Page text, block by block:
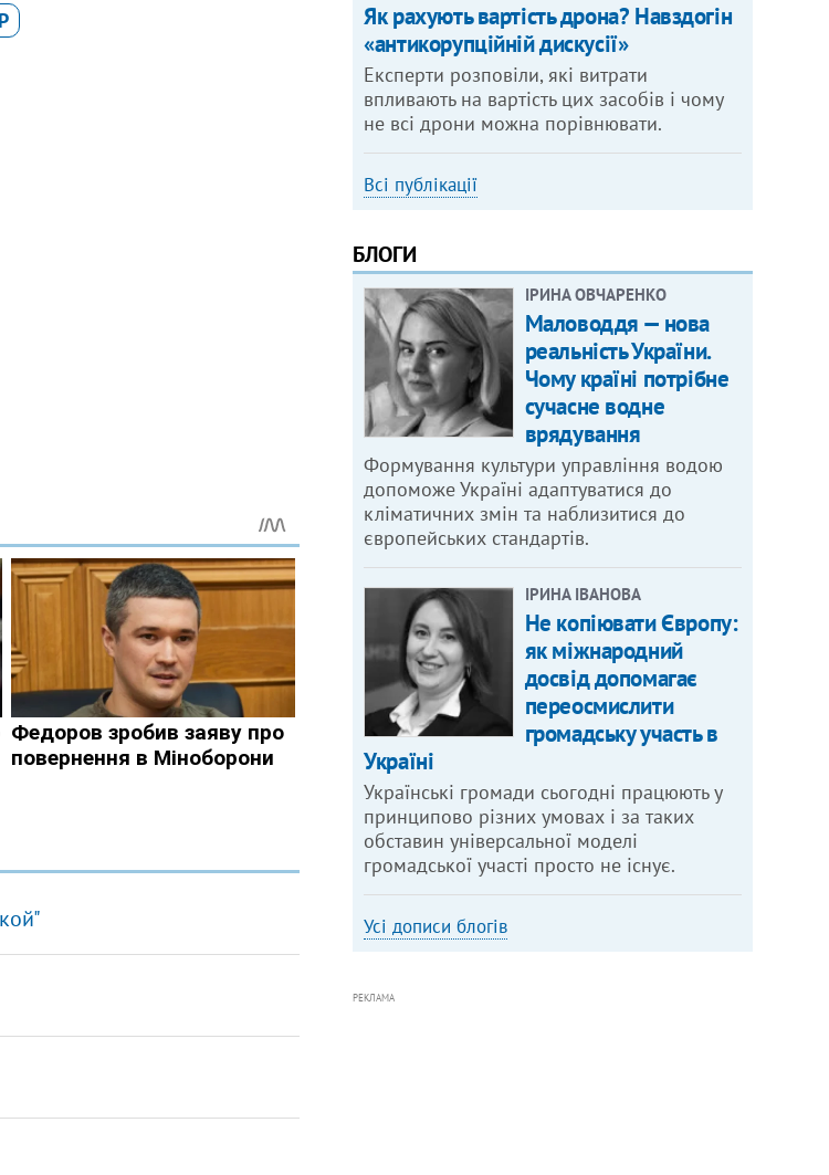
Як рахують вартість дрона? Навздогін
«антикорупційній дискусії»
Експерти розповіли, які витрати
впливають на вартість цих засобів і чому
не всі дрони можна порівнювати.
Всі публікації
БЛОГИ
ІРИНА ОВЧАРЕНКО
Маловоддя — нова
реальність України.
Чому країні потрібне
сучасне водне
врядування
Формування культури управління водою
допоможе Україні адаптуватися до
кліматичних змін та наблизитися до
європейських стандартів.
ІРИНА ІВАНОВА
Не копіювати Європу:
як міжнародний
досвід допомагає
переосмислити
громадську участь в
Україні
Українські громади сьогодні працюють у
принципово різних умовах і за таких
обставин універсальної моделі
громадської участі просто не існує.
Усі дописи блогів
РЕКЛАМА